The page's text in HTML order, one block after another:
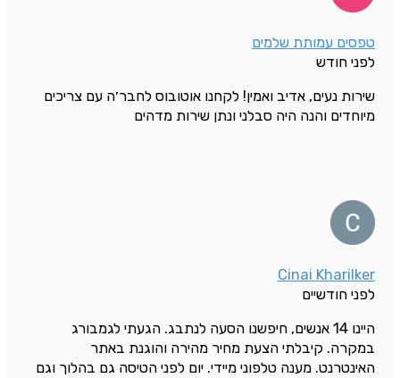
טפסים עמותת שלמים
לפני חודש
שירות נעים, אדיב ואמין! לקחנו אוטובוס לחבר׳ה עם צריכים
מיוחדים והנה היה סבלני ונתן שירות מדהים
Cinai Kharilker
לפני חודשיים
היינו 14 אנשים, חיפשנו הסעה לנתבג. הגעתי לגמבורג
במקרה. קיבלתי הצעת מחיר מהירה והוגנת באתר
האינטרנט. מענה טלפוני מיידי. יום לפני הטיסה גם בהלוך וגם